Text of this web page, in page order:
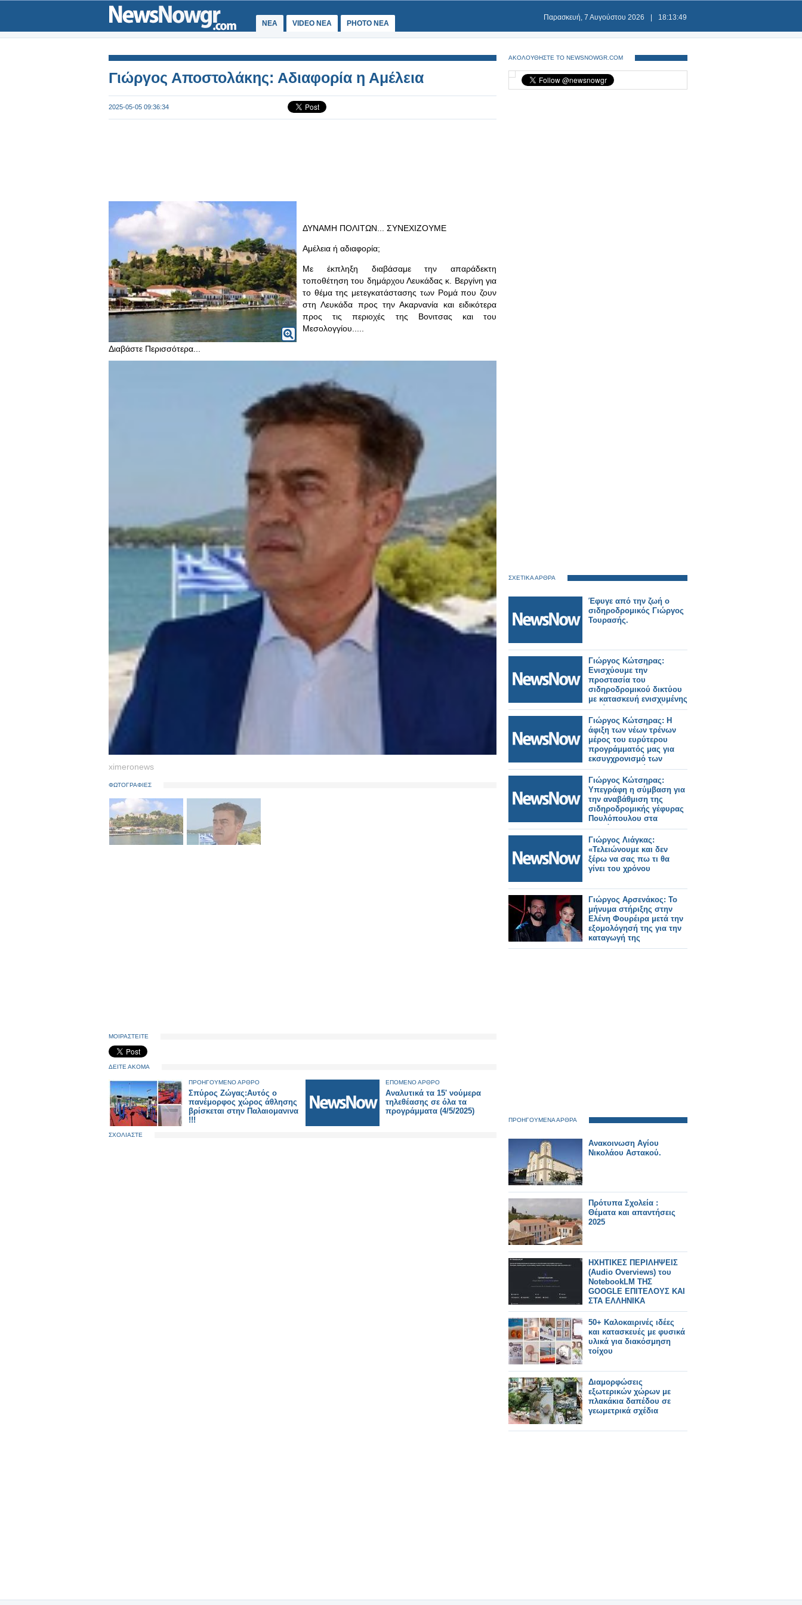
ΝΕΑ VIDEO NEA PHOTO NEA
Παρασκευή, 7 Αυγούστου 2026 18:13:50
Γιώργος Αποστολάκης: Αδιαφορία η Αμέλεια
2025-05-05 09:36:34
ΔΥΝΑΜΗ ΠΟΛΙΤΩΝ... ΣΥΝΕΧΙΖΟΥΜΕ
Αμέλεια ή αδιαφορία;
Με έκπληξη διαβάσαμε την απαράδεκτη
τοποθέτηση του δημάρχου Λευκάδας κ. Βεργίνη για
το θέμα της μετεγκατάστασης των Ρομά που ζουν
στη Λευκάδα προς την Ακαρνανία και ειδικότερα
προς τις περιοχές της Βονιτσας και του
Μεσολογγίου.....
Διαβάστε Περισσότερα...
ximeronews
ΦΩΤΟΓΡΑΦΙΕΣ
ΜΟΙΡΑΣΤΕΙΤΕ
ΔΕΙΤΕ ΑΚΟΜΑ
ΠΡΟΗΓΟΥΜΕΝΟ ΑΡΘΡΟ
Σπύρος Ζώγας:Αυτός ο
πανέμορφος χώρος άθλησης
βρίσκεται στην Παλαιομανινα
!!!
ΕΠΟΜΕΝΟ ΑΡΘΡΟ
Αναλυτικά τα 15' νούμερα
τηλεθέασης σε όλα τα
προγράμματα (4/5/2025)
ΣΧΟΛΙΑΣΤΕ
ΑΚΟΛΟΥΘΗΣΤΕ ΤΟ NEWSNOWGR.COM
ΣΧΕΤΙΚΑ ΑΡΘΡΑ
Έφυγε από την ζωή ο
σιδηροδρομικός Γιώργος
Τουρασής.
Γιώργος Κώτσηρας:
Ενισχύουμε την
προστασία του
σιδηροδρομικού δικτύου
με κατασκευή ενισχυμένης
περίφραξης σε Θριάσιο,
Θήβα και Ζευγολατιό.
Γιώργος Κώτσηρας: Η
άφιξη των νέων τρένων
μέρος του ευρύτερου
προγράμματός μας για
εκσυγχρονισμό των
σιδηροδρομικών
μεταφορών.
Γιώργος Κώτσηρας:
Υπεγράφη η σύμβαση για
την αναβάθμιση της
σιδηροδρομικής γέφυρας
Πουλόπουλου στα
Πετράλωνα.
Γιώργος Λιάγκας:
«Τελειώνουμε και δεν
ξέρω να σας πω τι θα
γίνει του χρόνου
Γιώργος Αρσενάκος: Το
μήνυμα στήριξης στην
Ελένη Φουρέιρα μετά την
εξομολόγησή της για την
καταγωγή της
ΠΡΟΗΓΟΥΜΕΝΑ ΑΡΘΡΑ
Ανακοινωση Αγίου
Νικολάου Αστακού.
Πρότυπα Σχολεία :
Θέματα και απαντήσεις
2025
ΗΧΗΤΙΚΕΣ ΠΕΡΙΛΗΨΕΙΣ
(Audio Overviews) του
NotebookLM ΤΗΣ
GOOGLE ΕΠΙΤΕΛΟΥΣ ΚΑΙ
ΣΤΑ ΕΛΛΗΝΙΚΑ
50+ Καλοκαιρινές ιδέες
και κατασκευές με φυσικά
υλικά για διακόσμηση
τοίχου
Διαμορφώσεις
εξωτερικών χώρων με
πλακάκια δαπέδου σε
γεωμετρικά σχέδια